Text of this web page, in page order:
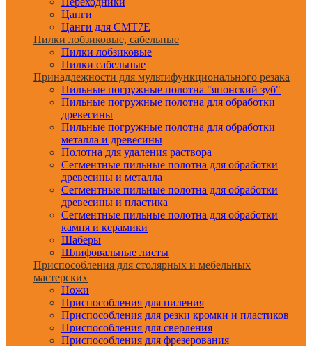
Цанги
Цанги для CMT7E
Пилки лобзиковые, сабельные
Пилки лобзиковые
Пилки сабельные
Принадлежности для мультифункционального резака
Пильные погружные полотна "японский зуб"
Пильные погружные полотна для обработки
древесины
Пильные погружные полотна для обработки
металла и древесины
Полотна для удаления раствора
Сегментные пильные полотна для обработки
древесины и металла
Сегментные пильные полотна для обработки
древесины и пластика
Сегментные пильные полотна для обработки
камня и керамики
Шаберы
Шлифовальные листы
Приспособления для столярных и мебельных
мастерских
Ножи
Приспособления для пиления
Приспособления для резки кромки и пластиков
Приспособления для сверления
Приспособления для фрезерования